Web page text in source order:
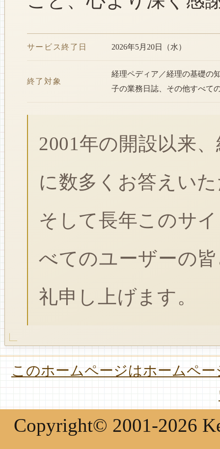
サービス終了日 2026年5月20日（水）
終了対象
経理ペディア／経理の基礎の
子の業務日誌、その他すべて
2001年の開設以来
に数多くお答えい
そして長年このサ
べてのユーザーの
礼申し上げます。
このホームページはホームペ
Copyright© 2001-2026